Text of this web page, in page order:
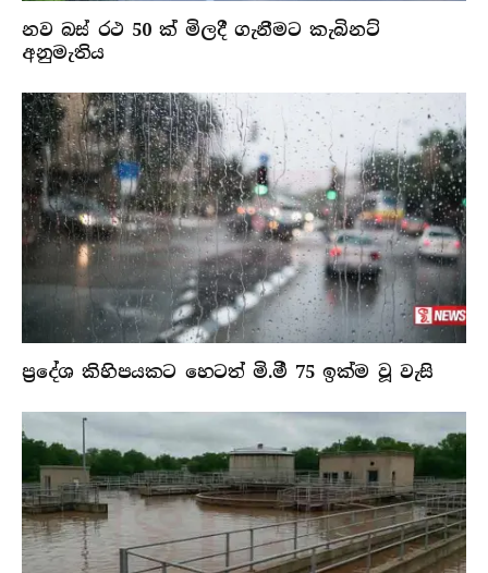
නව බස් රථ 50 ක් මිලදී ගැනීමට කැබිනට්
අනුමැතිය
ප්‍රදේශ කිහිපයකට හෙටත් මි.මී 75 ඉක්ම වූ වැසි